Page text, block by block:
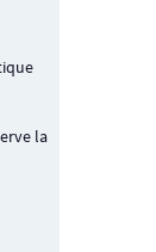
la